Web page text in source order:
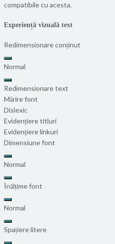
compatibile cu acesta.
Experiență vizuală text
Redimensionare conținut
Normal
Redimensionare text
Mărire font
Dislexic
Evidențiere titluri
Evidențiere linkuri
Dimensiune font
Normal
Înălțime font
Normal
Spațiere litere